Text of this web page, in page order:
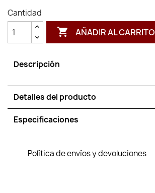
Cantidad
 AÑADIR AL CARRITO
Descripción
Detalles del producto
Especificaciones
Política de envíos y devoluciones